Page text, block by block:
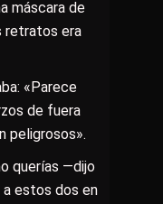
máscara de
retratos era
«Parece
de fuera
peligrosos».
querías —dijo
a estos dos en